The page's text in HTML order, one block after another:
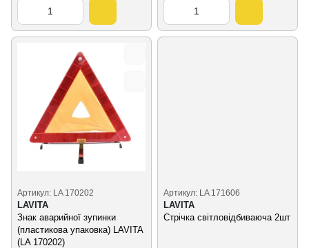
Артикул: LA 170202
LAVITA
Знак аварийної зупинки
(пластикова упаковка) LAVITA
(LA 170202)
Артикул: LA 171606
LAVITA
Стрічка світловідбиваюча 2шт